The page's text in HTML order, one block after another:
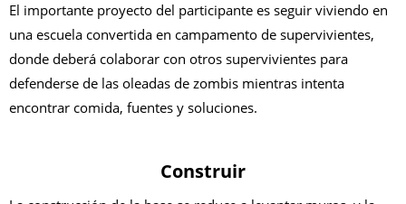
El importante proyecto del participante es seguir viviendo en
una escuela convertida en campamento de supervivientes,
donde deberá colaborar con otros supervivientes para
defenderse de las oleadas de zombis mientras intenta
encontrar comida, fuentes y soluciones.
Construir